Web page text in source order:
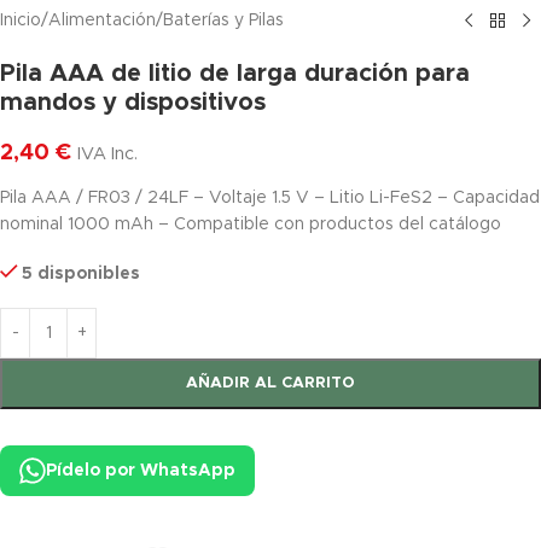
Inicio/Alimentación/ Baterías y Pilas
Pila AAA de litio de larga duración para
mandos y dispositivos
2,40 € IVA Inc.
Pila AAA / FR03 / 24LF – Voltaje 1.5 V – Litio Li-FeS2 – Capacidad
nominal 1000 mAh – Compatible con productos del catálogo
5 disponibles
AÑADIR AL CARRITO
Pídelo por WhatsApp